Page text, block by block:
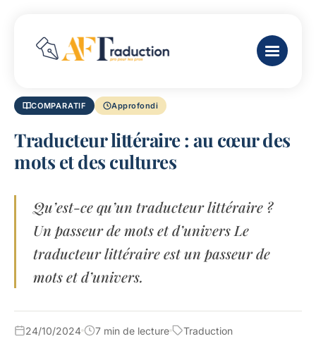
COMPARATIF Approfondi
Traducteur littéraire : au cœur des
mots et des cultures
Qu’est-ce qu’un traducteur littéraire ?
Un passeur de mots et d’univers Le
traducteur littéraire est un passeur de
mots et d’univers.
24/10/2024 7 min de lecture Traduction